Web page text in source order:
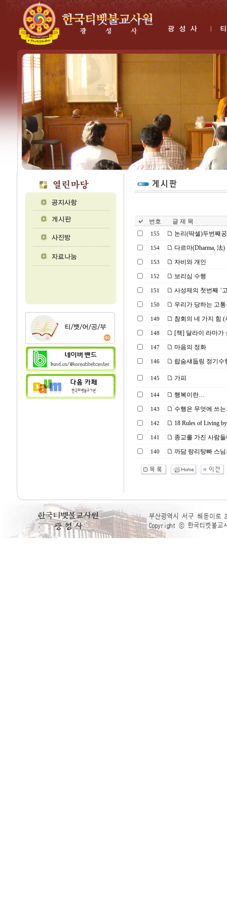
번호 글 제 목
155 논리(딱셀)두번째
154 다르마(Dharma, 法)
153 자비와 개인
152 보리심 수행
151 사성제의 첫번째 `
150 우리가 당하는 고통
149 참회의 네 가지 힘
148 [책] 달라이 라마가
147 마음의 정화
146 랍숨섀둡링 정기수
145 가피
144 행복이란…
143 수행은 무엇에 쓰
142 18 Rules of Living
141 종교를 가진 사람
140 까담 랑리탕빠 스